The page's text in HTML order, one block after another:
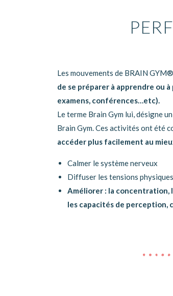
Les mouvements de BRAIN GYM®
de se préparer à apprendre ou
examens, conférences…etc).
Le terme Brain Gym lui, désigne
Brain Gym. Ces activités ont été
accéder plus facilement au
Calmer le système nerveux
Diffuser les tensions
Améliorer : la concentration,
les capacités de perception,